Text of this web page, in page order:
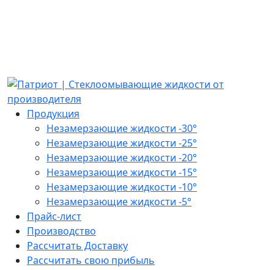
Продукция
Незамерзающие жидкости -30°
Незамерзающие жидкости -25°
Незамерзающие жидкости -20°
Незамерзающие жидкости -15°
Незамерзающие жидкости -10°
Незамерзающие жидкости -5°
Прайс-лист
Производство
Рассчитать Доставку
Рассчитать свою прибыль